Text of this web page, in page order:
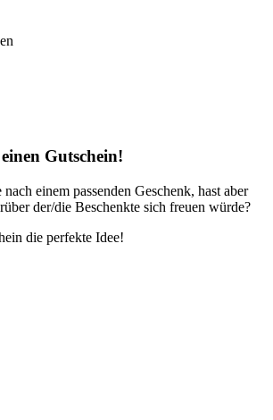
Gutschein!
einem passenden Geschenk, hast aber
der/die Beschenkte sich freuen würde?
die perfekte Idee!